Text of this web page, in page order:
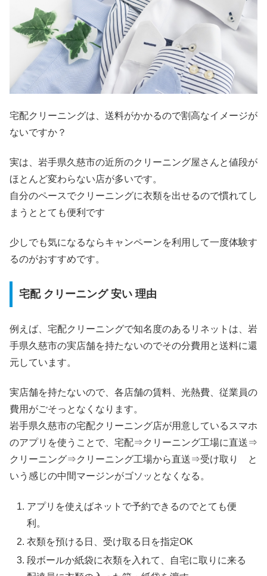
宅配クリーニングは、送料がかかるので割高なイメージが
ないですか？
実は、岩手県久慈市の近所のクリーニング屋さんと値段が
ほとんど変わらない店が多いです。
自分のペースでクリーニングに衣類を出せるので慣れてし
まうととても便利です
少しでも気になるならキャンペーンを利用して一度体験す
るのがおすすめです。
宅配 クリーニング 安い 理由
例えば、宅配クリーニングで知名度のあるリネットは、岩
手県久慈市の実店舗を持たないのでその分費用と送料に還
元しています。
実店舗を持たないので、各店舗の賃料、光熱費、従業員の
費用がごそっとなくなります。
岩手県久慈市の宅配クリーニング店が用意しているスマホ
のアプリを使うことで、宅配⇒クリーニング工場に直送⇒
クリーニング⇒クリーニング工場から直送⇒受け取り と
いう感じの中間マージンがゴソッとなくなる。
アプリを使えばネットで予約できるのでとても便
利。
衣類を預ける日、受け取る日を指定OK
段ボールか紙袋に衣類を入れて、自宅に取りに来る